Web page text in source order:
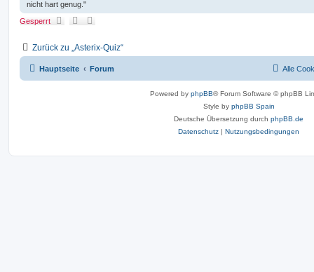
nicht hart genug."
Gesperrt
Zurück zu „Asterix-Quiz“
Hauptseite Forum Alle
Powered by phpBB® Forum Software © phpBB
Style by phpBB Spain
Deutsche Übersetzung durch phpBB.de
Datenschutz | Nutzungsbedingungen